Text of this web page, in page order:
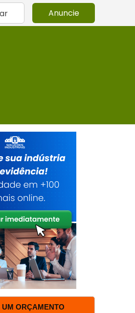
Anuncie
UM ORÇAMENTO